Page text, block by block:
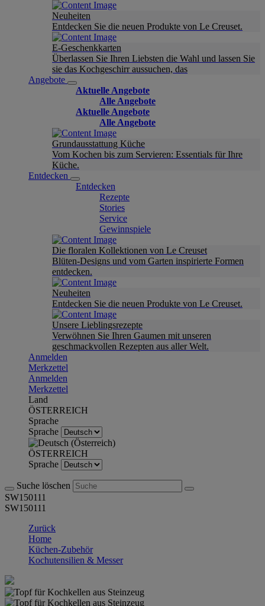
Neuheiten
Entdecken Sie die neuen Produkte von Le Creuset.
E-Geschenkkarten
Überlassen Sie Ihren Liebsten die Wahl und lassen Sie
sie das Kochgeschirr aussuchen, das
Angebote
Aktuelle Angebote
Alle Angebote
Aktuelle Angebote
Alle Angebote
Grundausstattung Küche
Vom Kochen bis zum Servieren: Essentials für Ihre
Küche.
Entdecken
Entdecken
Rezepte
Stories
Service
Gewinnspiele
Die floralen Kollektionen von Le Creuset
Blüten-Designs und vom Garten inspirierte Formen
entdecken.
Neuheiten
Entdecken Sie die neuen Produkte von Le Creuset.
Unsere Lieblingsrezepte
Verwöhnen Sie Ihren Gaumen mit unseren
geschmackvollen Rezepten aus aller Welt.
Anmelden
Merkzettel
Anmelden
Merkzettel
Land
ÖSTERREICH
Sprache
Sprache
ÖSTERREICH
Sprache
Suche löschen
SW150111
SW150111
Zurück
Home
Küchen-Zubehör
Kochutensilien & Messer